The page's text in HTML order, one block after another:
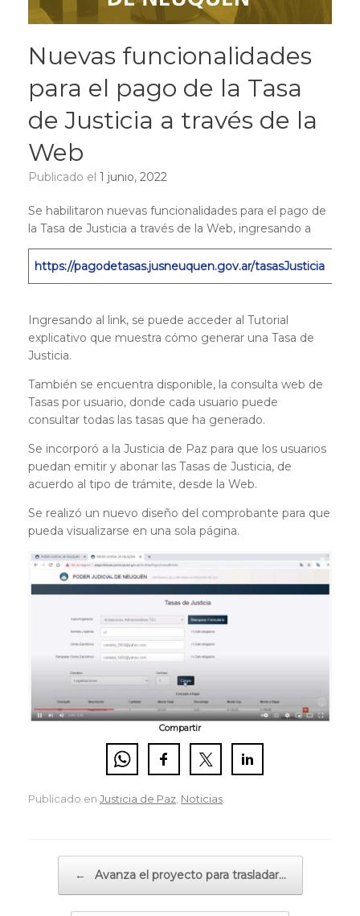
Nuevas funcionalidades
para el pago de la Tasa
de Justicia a través de la
Web
Publicado el 1 junio, 2022
Se habilitaron nuevas funcionalidades para el pago de
la Tasa de Justicia a través de la Web, ingresando a
https://pagodetasas.jusneuquen.gov.ar/tasasJusticia
Ingresando al link, se puede acceder al Tutorial
explicativo que muestra cómo generar una Tasa de
Justicia.
También se encuentra disponible, la consulta web de
Tasas por usuario, donde cada usuario puede
consultar todas las tasas que ha generado.
Se incorporó a la Justicia de Paz para que los usuarios
puedan emitir y abonar las Tasas de Justicia, de
acuerdo al tipo de trámite, desde la Web.
Se realizó un nuevo diseño del comprobante para que
pueda visualizarse en una sola página.
Compartir
Publicado en Justicia de Paz Noticias
← Avanza el proyecto para trasladar…